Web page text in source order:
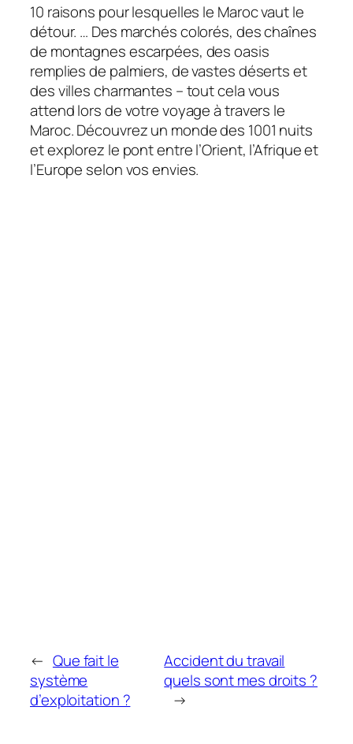
10 raisons pour lesquelles le Maroc vaut le
détour. … Des marchés colorés, des chaînes
de montagnes escarpées, des oasis
remplies de palmiers, de vastes déserts et
des villes charmantes – tout cela vous
attend lors de votre voyage à travers le
Maroc. Découvrez un monde des 1001 nuits
et explorez le pont entre l’Orient, l’Afrique et
l’Europe selon vos envies.
← Que fait le
système
d’exploitation ?
Accident du travail
quels sont mes droits ?
→